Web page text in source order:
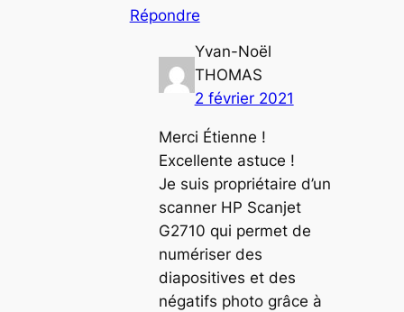
Répondre
Yvan-Noël
THOMAS
2 février 2021
Merci Étienne !
Excellente astuce !
Je suis propriétaire d’un
scanner HP Scanjet
G2710 qui permet de
numériser des
diapositives et des
négatifs photo grâce à